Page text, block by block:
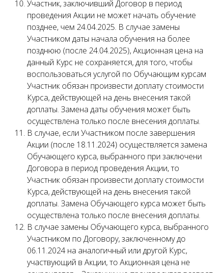
Участник, заключивший Договор в период
проведения Акции не может начать обучение
позднее, чем 24.04.2025. В случае замены
Участником даты начала обучения на более
позднюю (после 24.04.2025), Акционная цена на
данный Курс не сохраняется, для того, чтобы
воспользоваться услугой по Обучающим курсам
Участник обязан произвести доплату стоимости
Курса, действующей на день внесения такой
доплаты. Замена даты обучения может быть
осуществлена только после внесения доплаты.
В случае, если Участником после завершения
Акции (после 18.11.2024) осуществляется замена
Обучающего курса, выбранного при заключени
Договора в период проведения Акции, то
Участник обязан произвести доплату стоимости
Курса, действующей на день внесения такой
доплаты. Замена Обучающего курса может быть
осуществлена только после внесения доплаты.
В случае замены Обучающего курса, выбранного
Участником по Договору, заключенному до
06.11.2024 на аналогичный или другой Курс,
участвующий в Акции, то Акционная цена не